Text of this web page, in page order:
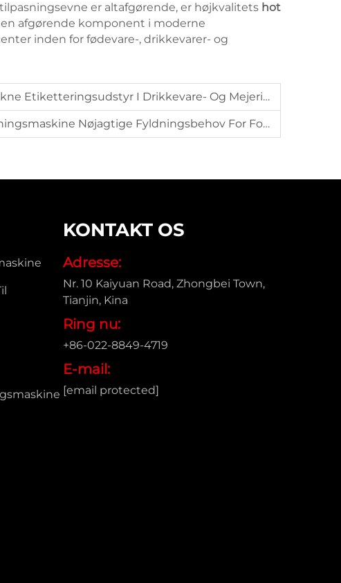
er altafgørende, er højkvalitets hot
afgørende komponent i moderne
inden for fødevare-, drikkevarer- og
I Drikkevare- Og Mejeribranchen?
Nøjagtige Fyldningsbehov For Forskellige Typer Flasker?
KONTAKT OS
Adresse:
Nr. 10 Kaiyuan Road, Zhongbei Town,
Tianjin, Kina
Ring nu:
+86-022-8849-4719
E-mail:
[email protected]